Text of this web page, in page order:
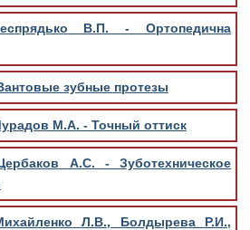
В.П. - Ортопедична
зубные протезы
М.А. - Точный оттиск
А.С. - Зуботехническое
Л.В., Болдырева Р.И.,